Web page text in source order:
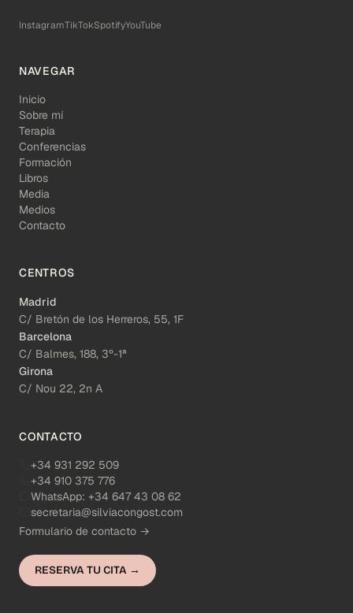
InstagramTikTokSpotifyYouTube
NAVEGAR
Inicio
Sobre mí
Terapia
Conferencias
Formación
Libros
Media
Medios
Contacto
CENTROS
Madrid
C/ Bretón de los Herreros, 55, 1F
Barcelona
C/ Balmes, 188, 3º-1ª
Girona
C/ Nou 22, 2n A
CONTACTO
+34 931 292 509
+34 910 375 776
WhatsApp: +34 647 43 08 62
secretaria@silviacongost.com
Formulario de contacto →
RESERVA TU CITA →